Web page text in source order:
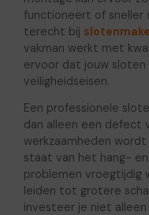
functioneert of sneller
terecht bij
vakman werkt met
ervoor dat jouw
veiligheidseisen.
Een professionele
dan alleen een defect
werkzaamheden
staat van het hang- en
problemen vroegtijdig
leiden tot grotere
investeer je niet alleen